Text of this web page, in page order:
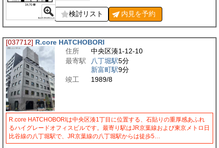
検討リスト 内見を予約
[037712] R.core HATCHOBORI
住所
中央区湊1-12-10
最寄駅
八丁堀駅5分
新富町駅9分
竣工
1989/8
R.core HATCHOBORIは中央区湊1丁目に位置する、石貼りの重厚感あふれ
るハイグレードオフィスビルです。最寄り駅はJR京葉線および東京メトロ日
比谷線の八丁堀駅で、JR京葉線の八丁堀駅からは徒歩5…